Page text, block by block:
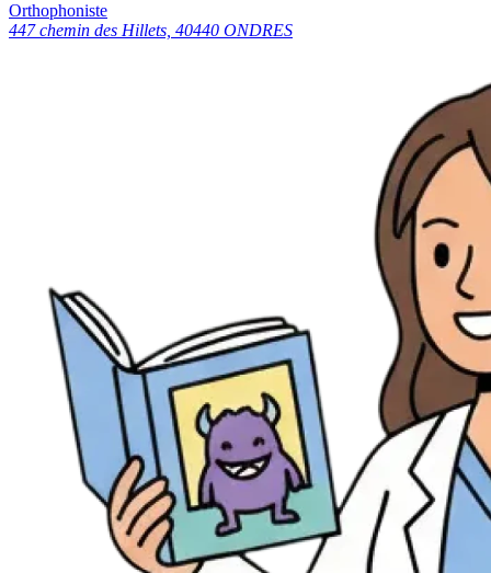
Orthophoniste
447 chemin des Hillets, 40440 ONDRES